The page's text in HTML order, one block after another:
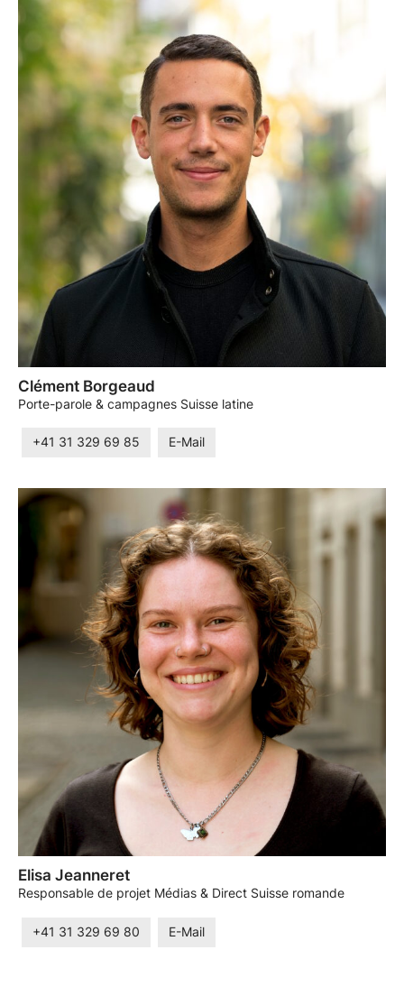
Clément Borgeaud
Porte-parole & campagnes Suisse latine
+41 31 329 69 85 E-Mail
Elisa Jeanneret
Responsable de projet Médias & Direct Suisse romande
+41 31 329 69 80 E-Mail